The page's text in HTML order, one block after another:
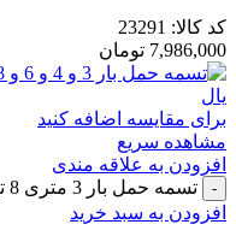
کد کالا: 23291
7,986,000 تومان
برای مقایسه اضافه کنید
مشاهده سریع
افزودن به علاقه مندی
تسمه حمل بار 3 متری 8 تن یال عدد
افزودن به سبد خرید